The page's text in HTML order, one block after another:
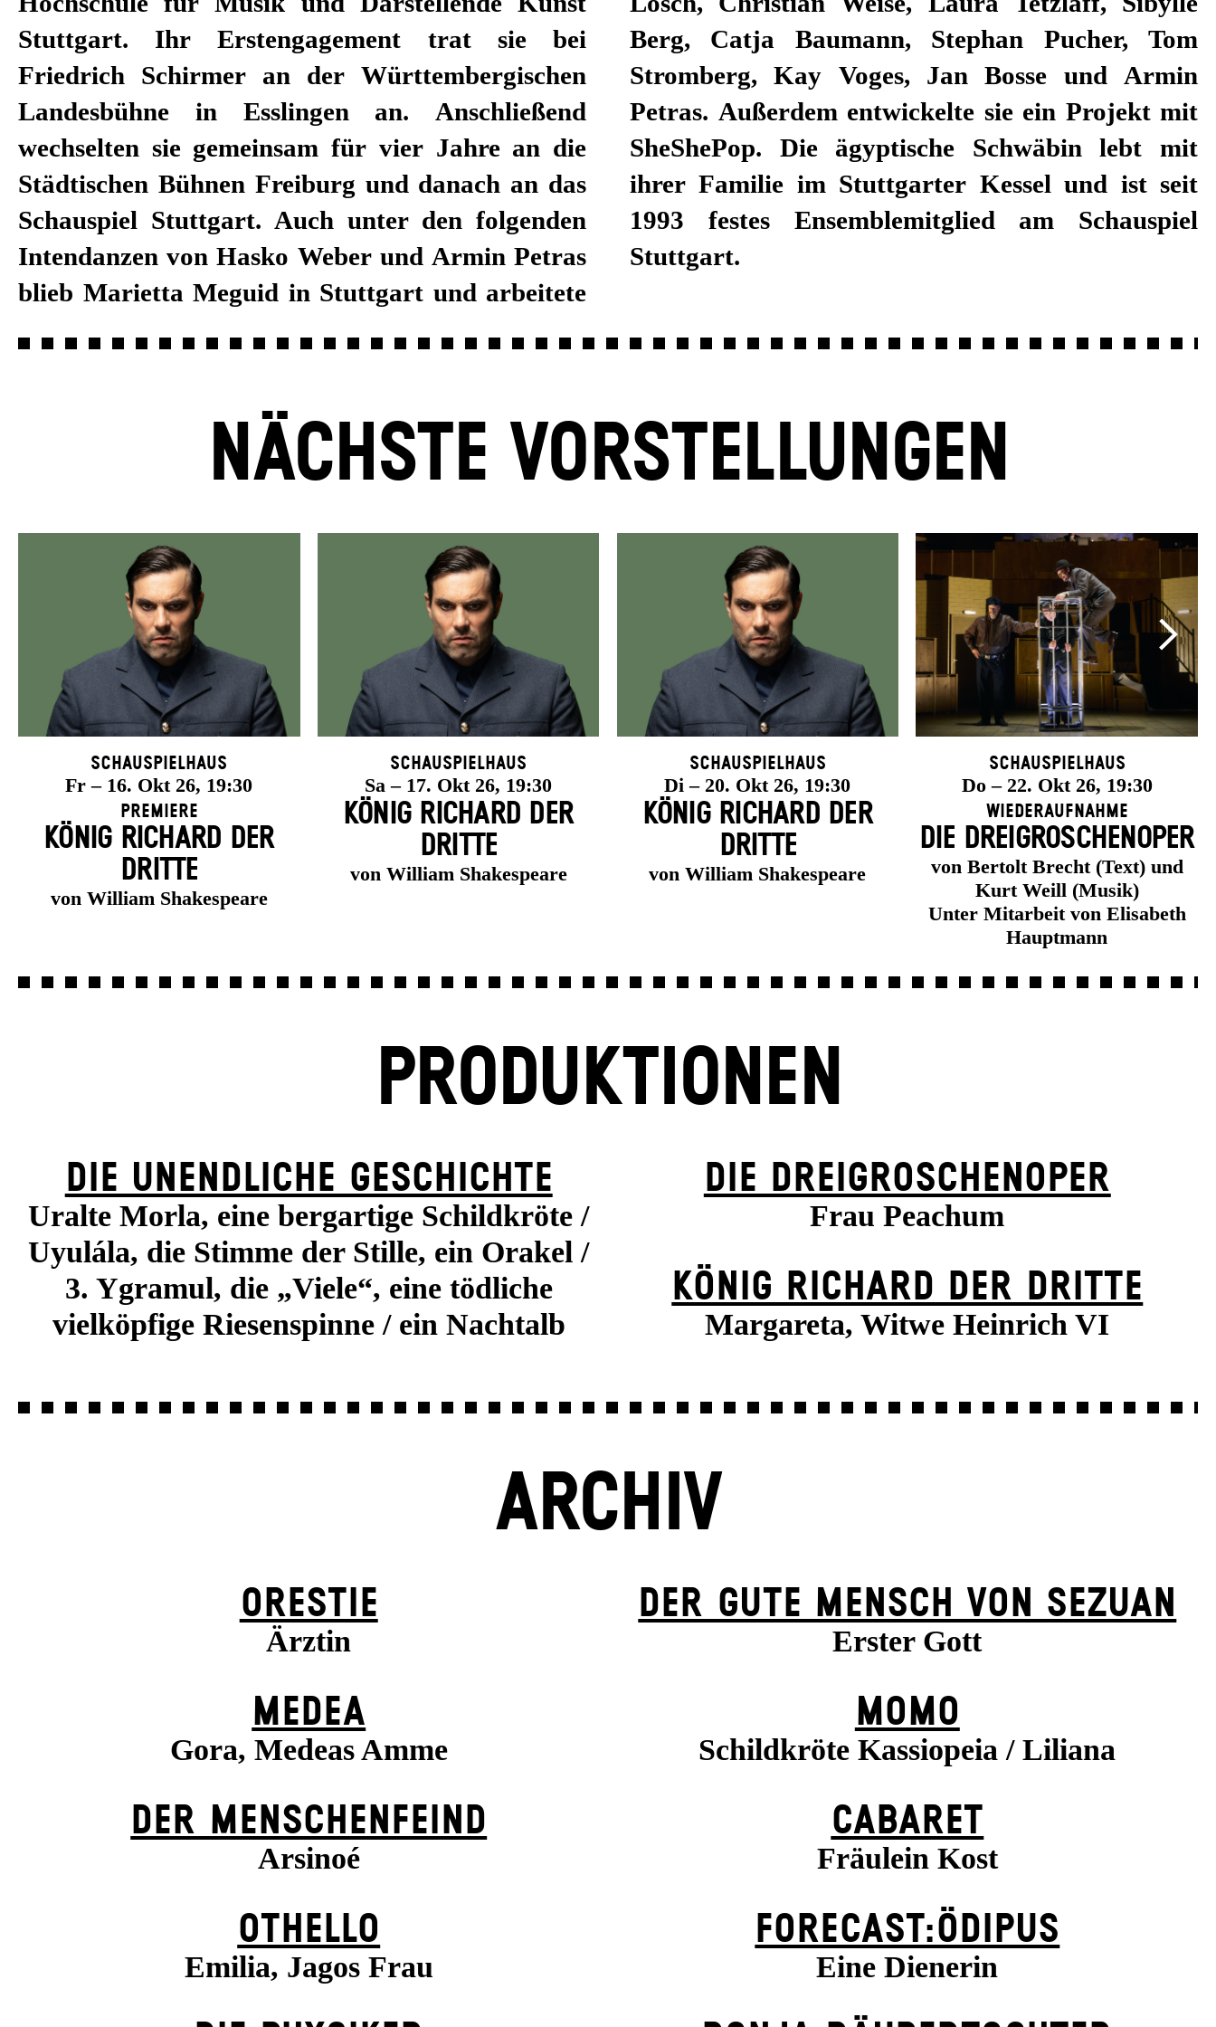
Stuttgart. Ihr Erstengagement trat sie bei
Friedrich Schirmer an der Württembergischen
Landesbühne in Esslingen an. Anschließend
wechselten sie gemeinsam für vier Jahre an die
Städtischen Bühnen Freiburg und danach an das
Schauspiel Stuttgart. Auch unter den folgenden
Intendanzen von Hasko Weber und Armin Petras
blieb Marietta Meguid in Stuttgart und arbeitete
Berg, Catja Baumann, Stephan Pucher, Tom
Stromberg, Kay Voges, Jan Bosse und Armin
Petras. Außerdem entwickelte sie ein Projekt mit
SheShePop. Die ägyptische Schwäbin lebt mit
ihrer Familie im Stuttgarter Kessel und ist seit
1993 festes Ensemblemitglied am Schauspiel
Stuttgart.
NÄCHSTE VORSTELLUNGEN
Schauspielhaus
Fr – 16. Okt 26, 19:30
Premiere
KÖNIG RICHARD DER
DRITTE
von William Shakespeare
Schauspielhaus
Sa – 17. Okt 26, 19:30
KÖNIG RICHARD DER
DRITTE
von William Shakespeare
Schauspielhaus
Di – 20. Okt 26, 19:30
KÖNIG RICHARD DER
DRITTE
von William Shakespeare
Schauspielhaus
Do – 22. Okt 26, 19:30
Wiederaufnahme
DIE DREI­GROSCHEN­OPER
von Bertolt Brecht (Text) und
Kurt Weill (Musik)
Unter Mitarbeit von Elisabeth
Hauptmann
PRODUKTIONEN
DIE UN­ENDLICHE GESCHICHTE
Uralte Morla, eine bergartige Schildkröte /
Uyulála, die Stimme der Stille, ein Orakel /
3. Ygramul, die „Viele“, eine tödliche
vielköpfige Riesenspinne / ein Nachtalb
DIE DREI­GROSCHEN­OPER
Frau Peachum
KÖNIG RICHARD DER DRITTE
Margareta, Witwe Heinrich VI
ARCHIV
ORESTIE
Ärztin
MEDEA
Gora, Medeas Amme
DER MENSCHENFEIND
Arsinoé
OTHELLO
Emilia, Jagos Frau
DER GUTE MENSCH VON SEZUAN
Erster Gott
MOMO
Schildkröte Kassiopeia / Liliana
CABARET
Fräulein Kost
FORECAST:ÖDIPUS
Eine Dienerin